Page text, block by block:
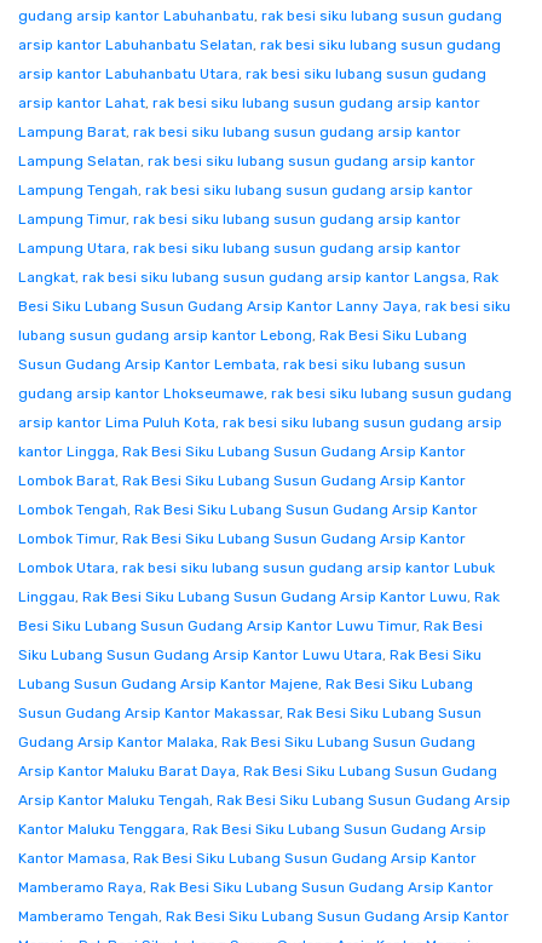
gudang arsip kantor Labuhanbatu, rak besi siku lubang susun gudang
arsip kantor Labuhanbatu Selatan, rak besi siku lubang susun gudang
arsip kantor Labuhanbatu Utara, rak besi siku lubang susun gudang
arsip kantor Lahat, rak besi siku lubang susun gudang arsip kantor
Lampung Barat, rak besi siku lubang susun gudang arsip kantor
Lampung Selatan, rak besi siku lubang susun gudang arsip kantor
Lampung Tengah, rak besi siku lubang susun gudang arsip kantor
Lampung Timur, rak besi siku lubang susun gudang arsip kantor
Lampung Utara, rak besi siku lubang susun gudang arsip kantor
Langkat, rak besi siku lubang susun gudang arsip kantor Langsa, Rak
Besi Siku Lubang Susun Gudang Arsip Kantor Lanny Jaya, rak besi siku
lubang susun gudang arsip kantor Lebong, Rak Besi Siku Lubang
Susun Gudang Arsip Kantor Lembata, rak besi siku lubang susun
gudang arsip kantor Lhokseumawe, rak besi siku lubang susun gudang
arsip kantor Lima Puluh Kota, rak besi siku lubang susun gudang arsip
kantor Lingga, Rak Besi Siku Lubang Susun Gudang Arsip Kantor
Lombok Barat, Rak Besi Siku Lubang Susun Gudang Arsip Kantor
Lombok Tengah, Rak Besi Siku Lubang Susun Gudang Arsip Kantor
Lombok Timur, Rak Besi Siku Lubang Susun Gudang Arsip Kantor
Lombok Utara, rak besi siku lubang susun gudang arsip kantor Lubuk
Linggau, Rak Besi Siku Lubang Susun Gudang Arsip Kantor Luwu, Rak
Besi Siku Lubang Susun Gudang Arsip Kantor Luwu Timur, Rak Besi
Siku Lubang Susun Gudang Arsip Kantor Luwu Utara, Rak Besi Siku
Lubang Susun Gudang Arsip Kantor Majene, Rak Besi Siku Lubang
Susun Gudang Arsip Kantor Makassar, Rak Besi Siku Lubang Susun
Gudang Arsip Kantor Malaka, Rak Besi Siku Lubang Susun Gudang
Arsip Kantor Maluku Barat Daya, Rak Besi Siku Lubang Susun Gudang
Arsip Kantor Maluku Tengah, Rak Besi Siku Lubang Susun Gudang Arsip
Kantor Maluku Tenggara, Rak Besi Siku Lubang Susun Gudang Arsip
Kantor Mamasa, Rak Besi Siku Lubang Susun Gudang Arsip Kantor
Mamberamo Raya, Rak Besi Siku Lubang Susun Gudang Arsip Kantor
Mamberamo Tengah, Rak Besi Siku Lubang Susun Gudang Arsip Kantor